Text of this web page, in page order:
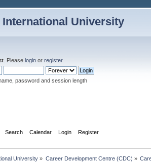
University
. Please login or register.
password and session length
Search Calendar Login Register
University » Career Development Centre (CDC) »